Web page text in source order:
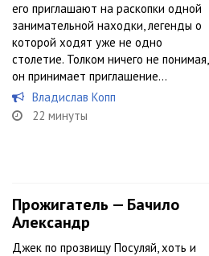
его приглашают на раскопки одной
занимательной находки, легенды о
которой ходят уже не одно
столетие. Толком ничего не понимая,
он принимает приглашение…
Владислав Копп
22 минуты
Прожигатель — Бачило
Александр
Джек по прозвищу Посуляй, хоть и